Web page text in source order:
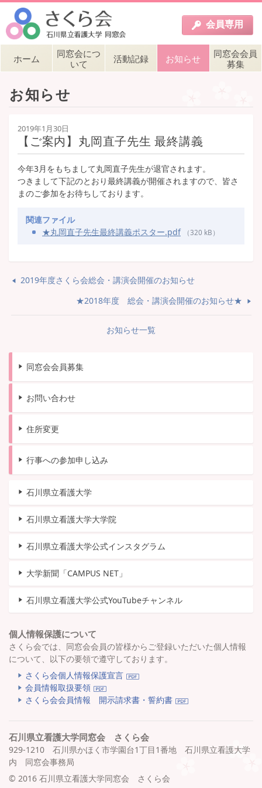
会員専用
ホーム
同窓会につ
いて
活動記録 お知らせ
同窓会会員
募集
お知らせ
2019年1月30日
【ご案内】丸岡直子先生 最終講義
今年3月をもちまして丸岡直子先生が退官されます。
つきまして下記のとおり最終講義が開催されますので、皆さ
まのご参加をお待ちしております。
関連ファイル
★丸岡直子先生最終講義ポスター.pdf
（320 kB）
2019年度さくら会総会・講演会開催のお知らせ
★2018年度 総会・講演会開催のお知らせ★
お知らせ一覧
同窓会会員募集
お問い合わせ
住所変更
行事への参加申し込み
石川県立看護大学
石川県立看護大学大学院
石川県立看護大学公式インスタグラム
大学新聞「CAMPUS NET」
石川県立看護大学公式YouTubeチャンネル
個人情報保護について
さくら会では、同窓会会員の皆様からご登録いただいた個人情報
について、以下の要領で遵守しております。
さくら会個人情報保護宣言
会員情報取扱要領
さくら会会員情報 開示請求書・誓約書
石川県立看護大学同窓会 さくら会
929-1210 石川県かほく市学園台1丁目1番地 石川県立看護大学
内 同窓会事務局
© 2016 石川県立看護大学同窓会 さくら会